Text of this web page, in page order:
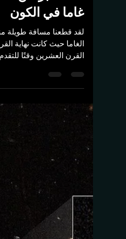
هذه الصورة
ناسا تعبّر عن
غاما في الكون
لقد قطعنا مسافة طويلة
الغاما حيث كانت نهاية
القرن العشرين وقتًا